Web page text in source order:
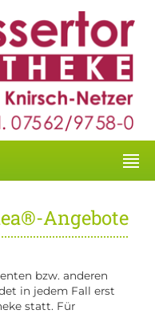
Angebote
bzw. anderen
in jedem Fall erst
statt. Für